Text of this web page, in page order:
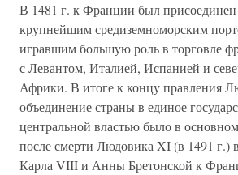
В 1481 г. к Франции был
крупнейшим средиземноморским
игравшим большую роль в торговле
с Левантом, Италией, Испанией и
Африки. В итоге к концу правления
объединение страны в единое
центральной властью было в
после смерти Людовика XI (в 1491 г.) в
Карла VIII и Анны Бретонской к